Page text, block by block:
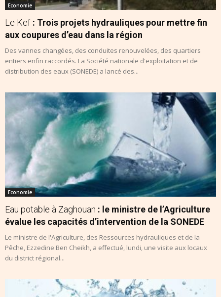
Economie
Le Kef : Trois projets hydrauliques pour mettre fin
aux coupures d’eau dans la région
Des vannes changées, des conduites renouvelées, des quartiers
entiers enfin raccordés. La Société nationale d'exploitation et de
distribution des eaux (SONEDE) a lancé des...
Economie
Eau potable à Zaghouan : le ministre de l’Agriculture
évalue les capacités d’intervention de la SONEDE
Le ministre de l'Agriculture, des Ressources hydrauliques et de la
Pêche, Ezzedine Ben Cheikh, a effectué, lundi, une visite aux locaux
du district régional...